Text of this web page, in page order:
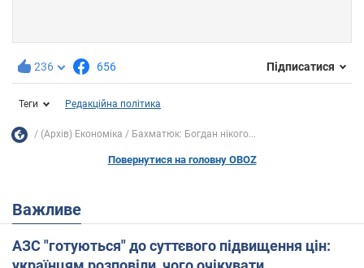
236 656 Підписатися
Теги Редакційна політика
(Архів) Економіка Бахматюк: Богдан нікого...
Повернутися на головну OBOZ
Важливе
АЗС "готуються" до суттєвого підвищення цін: